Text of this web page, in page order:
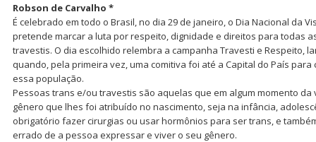
Robson de Carvalho *
É celebrado em todo o Brasil, no dia 29 de janeiro, o Dia Nacional da
pretende marcar a luta por respeito, dignidade e direitos para todas
travestis. O dia escolhido relembra a campanha Travesti e Respeito,
quando, pela primeira vez, uma comitiva foi até a Capital do País
essa população.
Pessoas trans e/ou travestis são aquelas que em algum momento da
gênero que lhes foi atribuído no nascimento, seja na infância,
obrigatório fazer cirurgias ou usar hormônios para ser trans, e
errado de a pessoa expressar e viver o seu gênero.